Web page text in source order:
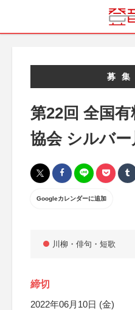
募
第22回 全国
協会 シルバ
Googleカレンダーに追加
川柳・俳句・短歌
締切
2022年06月10日 (金)